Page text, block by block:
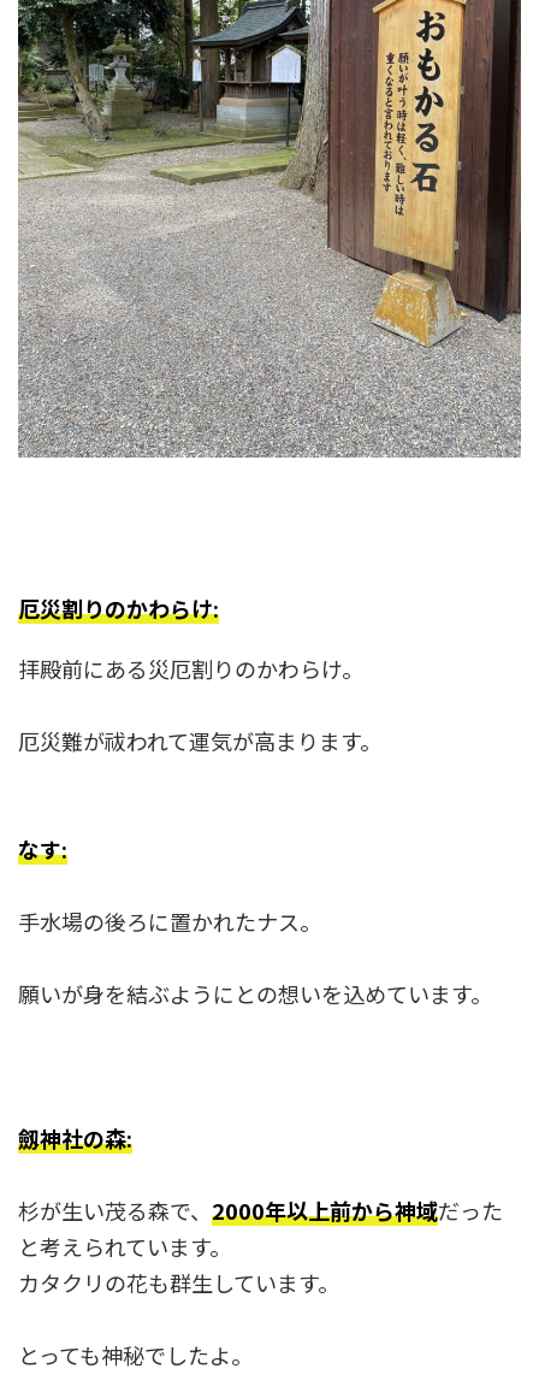
厄災割りのかわらけ:
拝殿前にある災厄割りのかわらけ。
厄災難が祓われて運気が高まります。
なす:
手水場の後ろに置かれたナス。
願いが身を結ぶようにとの想いを込めています。
劔神社の森:
杉が生い茂る森で、 2000年以上前から神域だった
と考えられています。
カタクリの花も群生しています。
とっても神秘でしたよ。